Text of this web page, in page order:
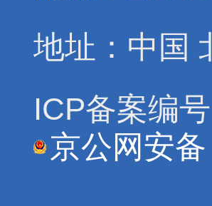
地址：中国
ICP备案编
京公网安